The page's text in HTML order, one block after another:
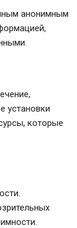
анонимным
установки
которые